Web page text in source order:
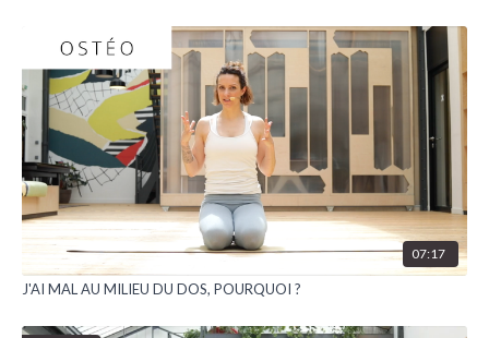
07:17
J'AI MAL AU MILIEU DU DOS, POURQUOI ?